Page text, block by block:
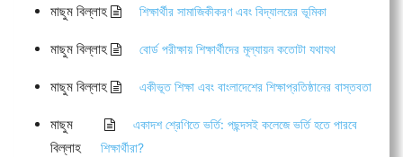
মাছুম বিল্লাহ শিক্ষার্থীর সামাজিকীকরণ এবং বিদ্যালয়ের ভূমিকা
মাছুম বিল্লাহ বোর্ড পরীক্ষায় শিক্ষার্থীদের মূল্যায়ন কতোটা যথাযথ
মাছুম বিল্লাহ একীভূত শিক্ষা এবং বাংলাদেশের শিক্ষাপ্রতিষ্ঠানের বাস্তবতা
মাছুম
বিল্লাহ
একাদশ শ্রেণিতে ভর্তি: পছন্দসই কলেজে ভর্তি হতে পারবে
শিক্ষার্থীরা?